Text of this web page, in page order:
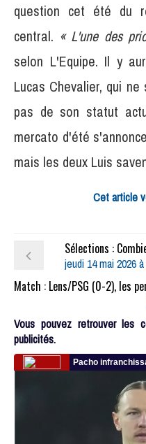
question cet été du
central. « L'une des
selon L'Equipe. Il y
Lucas Chevalier, qui
pas de son statut
mercato d'été
mais les deux Luis
Cet article
jeudi 14 mai 2026
Vous pouvez retrouver les
publicités.